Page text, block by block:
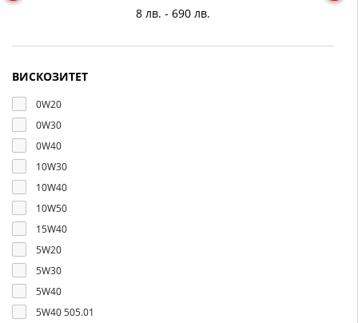
ВИСКОЗИТЕТ
0W20
0W30
0W40
10W30
10W40
10W50
15W40
5W20
5W30
5W40
5W40 505.01